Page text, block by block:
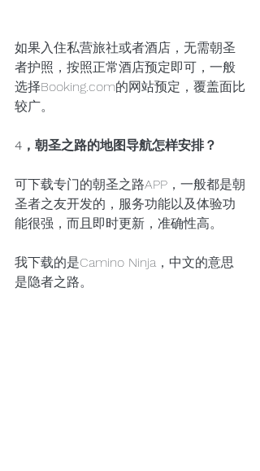
如果入住私营旅社或者酒店，无需朝圣
者护照，按照正常酒店预定即可，一般
选择Booking.com的网站预定，覆盖面比
较广。
4，朝圣之路的地图导航怎样安排？
可下载专门的朝圣之路APP，一般都是朝
圣者之友开发的，服务功能以及体验功
能很强，而且即时更新，准确性高。
我下载的是Camino Ninja，中文的意思
是隐者之路。